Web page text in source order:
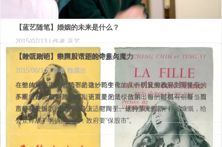
【蓝艺随笔】婚姻的未来是什么？
2015/07/13| 作者 蓝艺
关于婚姻，似乎每个时代都企图在它身上打上自己的烙印。最近，
就有两个与婚姻有关的新闻，丝毫不掩饰地勾画着婚姻未来不再墨
守成规的运行方向……
【叶匡政论】赖声川话剧的诗意与魔力
2015/06/14| 作者 叶匡政
在他的戏剧中，一切都是微妙而变化的，一切又有着深刻而复杂的
多重意味。赖声川的戏剧语言是无法模仿的，每一部都有创新，而
且是基于编剧、舞台、表演、空间于一体的多元创新。
【兼听则明】中国股市还能牛多久？
2015/06/10| 作者 魏恭
在整体经济下行态势下的这一轮牛市，具有明显的政府主导特征。
不断出台多项刺激政策，更重要的是，政策出台的时机——每当股
市略有波折，救市措施马上适时而至。这种“及时雨”一样的慷慨，给
公众释放了明确的信息：政府要“保股市”。
第一页 上一页 1 下一页 最末页
本栏目共18条，20条/页，共1页
周刊介绍 广告服务 推广合作 联系我们